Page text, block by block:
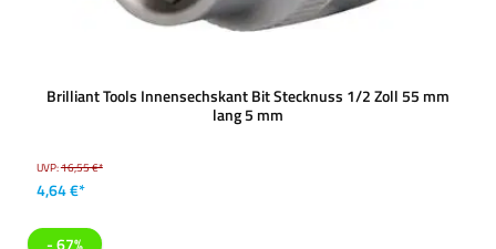
Brilliant Tools Innensechskant Bit Stecknuss 1/2 Zoll 55 mm
lang 5 mm
UVP:16,55 €*
4,64 €*
- 67%